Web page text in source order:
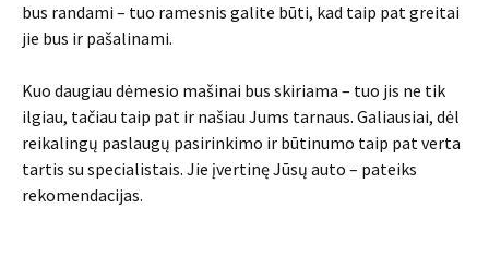
bus randami – tuo ramesnis galite būti, kad taip pat greitai
jie bus ir pašalinami.
Kuo daugiau dėmesio mašinai bus skiriama – tuo jis ne tik
ilgiau, tačiau taip pat ir našiau Jums tarnaus. Galiausiai, dėl
reikalingų paslaugų pasirinkimo ir būtinumo taip pat verta
tartis su specialistais. Jie įvertinę Jūsų auto – pateiks
rekomendacijas.